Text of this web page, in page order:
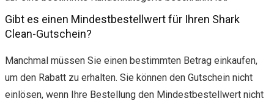
Gibt es einen Mindestbestellwert für Ihren Shark
Clean-Gutschein?
Manchmal müssen Sie einen bestimmten Betrag einkaufen,
um den Rabatt zu erhalten. Sie können den Gutschein nicht
einlösen, wenn Ihre Bestellung den Mindestbestellwert nicht